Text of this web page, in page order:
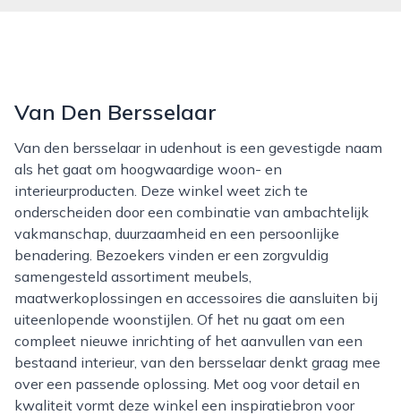
Van Den Bersselaar
Van den bersselaar in udenhout is een gevestigde naam
als het gaat om hoogwaardige woon- en
interieurproducten. Deze winkel weet zich te
onderscheiden door een combinatie van ambachtelijk
vakmanschap, duurzaamheid en een persoonlijke
benadering. Bezoekers vinden er een zorgvuldig
samengesteld assortiment meubels,
maatwerkoplossingen en accessoires die aansluiten bij
uiteenlopende woonstijlen. Of het nu gaat om een
compleet nieuwe inrichting of het aanvullen van een
bestaand interieur, van den bersselaar denkt graag mee
over een passende oplossing. Met oog voor detail en
kwaliteit vormt deze winkel een inspiratiebron voor